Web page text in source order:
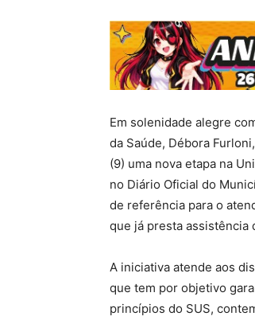
Em solenidade alegre
da Saúde, Débora
(9) uma nova etapa na
no Diário Oficial do
de referência para o
que já presta assistência
A iniciativa atende aos
que tem por objetivo
princípios do SUS,